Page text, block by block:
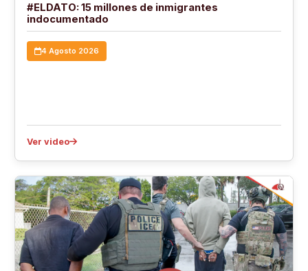
#ELDATO: 15 millones de inmigrantes
indocumentado
4 Agosto 2026
Ver video